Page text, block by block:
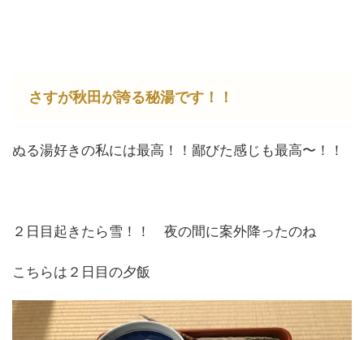
さすが秋田が誇る秘湯です！！
ぬる湯好きの私には最高！！鄙びた感じも最高〜！！
２日目起きたら雪！！ 夜の間に案外降ったのね
こちらは２日目の夕飯